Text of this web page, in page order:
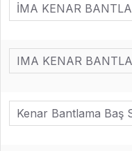
İMA KENAR
IMA KENAR
Kenar Bantlama Baş